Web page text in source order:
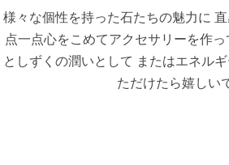
様々な個性を持った石たちの魅力に
点一点心をこめてアクセサリーを作っ
としずくの潤いとして またはエネル
ただけたら嬉しい